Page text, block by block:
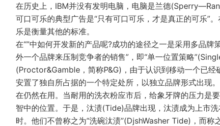
在历史上，IBM并没有发明电脑，电脑是兰德
可口可乐的典型广告是“只有可口可乐，才是真正的可乐”
乐是衡量其他的标准。
在“”中如何开发新的产品呢?成功的途径之一是采用多品
外一个品牌来压制竞争者的销售”，即“单一位置策略
(Proctor&Gamble，简称P&G)，由于认识到移动一个已
安置了独自所占据的一个特定处所，以独立品牌形式出现
在仍然在用。当耐用的洗衣粉应市后，给象牙牌的压力是
智中的位置。于是，汰渍(Tide)品牌出现，汰渍成为上市
时。他们不曾称之为“洗碗汰渍”(DjshWasher Tide)，而